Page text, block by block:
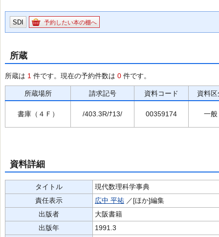
SDI 予約したい本の棚へ
所蔵
所蔵は 1 件です。現在の予約件数は 0 件です。
所蔵場所 請求記号 資料コード 資料区
書庫（４Ｆ） /403.3R/ﾅ13/ 00359174 一般
資料詳細
タイトル
現代数理科学事典
責任表示
広中 平祐 ／[ほか]編集
出版者
大阪書籍
出版年
1991.3